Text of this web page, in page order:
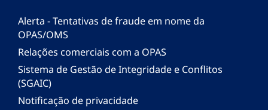
Alerta - Tentativas de fraude em nome da
OPAS/OMS
Relações comerciais com a OPAS
Sistema de Gestão de Integridade e Conflitos
(SGAIC)
Notificação de privacidade